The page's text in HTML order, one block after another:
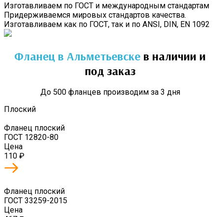
Изготавливаем по ГОСТ и международным стандартам
Придерживаемся мировых стандартов качества.
Изготавливаем как по ГОСТ, так и по ANSI, DIN, EN 1092
Фланец в Альметьевске в наличии и
под заказ
До 500 фланцев производим за 3 дня
Плоский
Фланец плоский
ГОСТ 12820-80
Цена
110 ₽
Фланец плоский
ГОСТ 33259-2015
Цена